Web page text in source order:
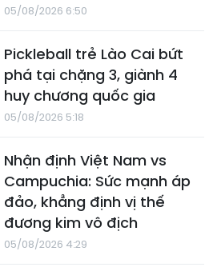
05/08/2026 6:50
Pickleball trẻ Lào Cai bứt
phá tại chặng 3, giành 4
huy chương quốc gia
05/08/2026 5:18
Nhận định Việt Nam vs
Campuchia: Sức mạnh áp
đảo, khẳng định vị thế
đương kim vô địch
05/08/2026 4:29